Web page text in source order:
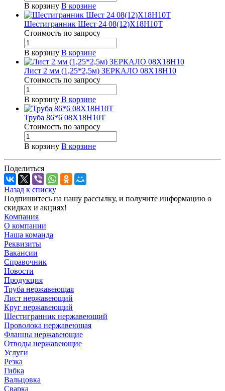
В корзину В корзине
Шестигранник Шест 24 08(12)Х18Н10Т
Стоимость по запросу
В корзину В корзине
Лист 2 мм (1,25*2,5м) ЗЕРКАЛО 08Х18Н10
Стоимость по запросу
В корзину В корзине
Труба 86*6 08Х18Н10Т
Стоимость по запросу
В корзину В корзине
Поделиться
Назад к списку
Подпишитесь на нашу рассылку, и получите информацию о
скидках и акциях!
Компания
О компании
Наша команда
Реквизиты
Вакансии
Справочник
Новости
Продукция
Труба нержавеющая
Лист нержавеющий
Круг нержавеющий
Шестигранник нержавеющий
Проволока нержавеющая
Фланцы нержавеющие
Отводы нержавеющие
Услуги
Резка
Гибка
Вальцовка
Сварка